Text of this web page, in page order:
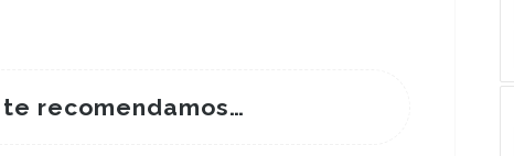
recomendamos…